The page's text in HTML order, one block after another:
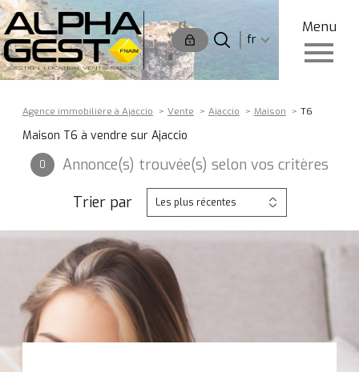
Menu
fr
Accueil
Langue
fr
Agence immobilière à Ajaccio Vente Ajaccio Maison T6
Maison T6 à vendre sur Ajaccio
0
Annonce(s) trouvée(s) selon vos critères
Trier par
Les plus récentes